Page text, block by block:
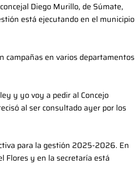
Diego Murillo, de Súmate,
está ejecutando en el municipio
campañas en varios departamentos
y yo voy a pedir al Concejo
al ser consultado ayer por los
para la gestión 2025-2026. En
Flores y en la secretaría está